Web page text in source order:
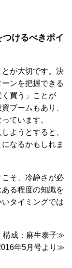
けるべきポイ
とが大切です。決
ンを把握できる
買う」ことが
ブームもあり、
ています。
ようとすると、
なるかもしれま
そ、冷静さが必
る程度の知識を
タイミングでは
成：麻生泰子≫
年5月号より≫